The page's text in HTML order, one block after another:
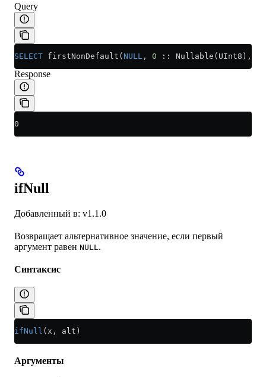
Query
SELECT firstNonDefault( NULL , 0 :: Nullable(UInt8),
Response
0
ifNull
Добавленный в: v1.1.0
Возвращает альтернативное значение, если первый
аргумент равен NULL.
Синтаксис
ifNull (x, alt)
Аргументы